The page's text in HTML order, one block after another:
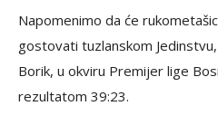
Napomenimo da će
gostovati tuzlanskom
Borik, u okviru Premijer lige
rezultatom 39:23.